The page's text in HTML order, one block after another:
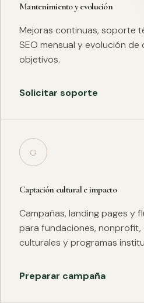
Mantenimiento y evolución
Mejoras continuas, soporte
SEO mensual y evolución
objetivos.
Solicitar soporte
◌
Captación cultural e impacto
Campañas, landing pages y
para fundaciones, nonprofit,
culturales y programas
Preparar campaña